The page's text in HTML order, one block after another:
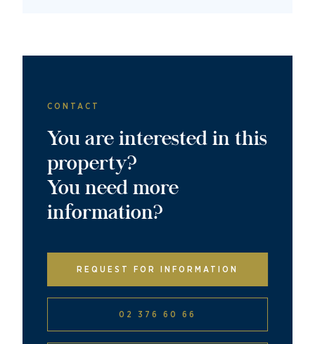
CONTACT
You are interested in this
property?
You need more
information?
REQUEST FOR INFORMATION
02 376 60 66